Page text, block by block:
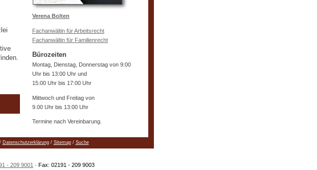
Verena Bolten
Fachanwältin für Arbeitsrecht
Fachanwältin für Familienrecht
Bürozeiten
Montag, Dienstag, Donnerstag von 9:00
Uhr bis 13:00 Uhr und
15:00 Uhr bis 17:00 Uhr
Mittwoch und Freitag von
9.00 Uhr bis 13:00 Uhr
Termine nach Vereinbarung.
/ Datenschutzerklärung/ Sitemap/ Suche
- 209 9001 · Fax: 02191 - 209 9003